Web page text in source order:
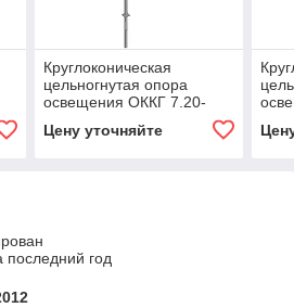
Круглоконическая
цельногнутая опора
освещения ОККГ 7.20-
Цену уточняйте
последний год